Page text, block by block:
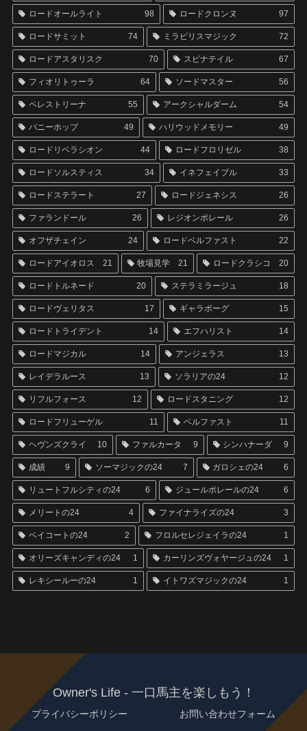
ロードオールライト 98 ロードクロンヌ 97
ロードサミット 74 ミラビリスマジック 72
ロードアスタリスク 70 スピナテイル 67
フィオリトゥーラ 64 ソードマスター 56
ペレストリーナ 55 アークシャルダーム 54
バニーホップ 49 ハリウッドメモリー 49
ロードリベラシオン 44 ロードフロリゼル 38
ロードソルスティス 34 イネフェイブル 33
ロードステラート 27 ロードジェネシス 26
ファランドール 26 レジオンポレール 26
オフザチェイン 24 ロードベルファスト 22
ロードアイオロス 21 牧場見学 21 ロードクラシコ 20
ロードトルネード 20 ステラミラージュ 18
ロードヴェリタス 17 ギャラボーグ 15
ロードトライデント 14 エフハリスト 14
ロードマジカル 14 アンジェラス 13
レイデラルース 13 ソラリアの24 12
リフルフォース 12 ロードスタニング 12
ロードフリューゲル 11 ベルファスト 11
ヘヴンズクライ 10 ファルカータ 9 シンハナーダ 9
成績 9 ソーマジックの24 7 ガロシェの24 6
リュートフルシティの24 6 ジュールポレールの24 6
メリートの24 4 ファイナライズの24 3
ベイコートの24 2 フロルセレジェイラの24 1
オリーズキャンディの24 1 カーリンズヴォヤージュの24 1
レキシールーの24 1 イトワズマジックの24 1
Owner's Life - 一口馬主を楽しもう！
プライバシーポリシー お問い合わせフォーム